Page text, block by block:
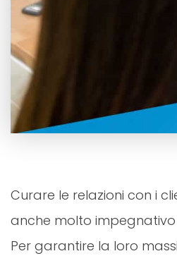
Curare le relazioni con i
anche molto
Per garantire la loro